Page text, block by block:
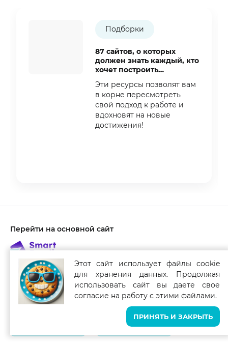
Подборки
87 сайтов, о которых
должен знать каждый, кто
хочет построить
Эти ресурсы позволят вам
в корне пересмотреть
свой подход к работе и
вдохновят на новые
достижения!
Перейти на основной сайт
Связаться с нами
Smart Reading для мобильных устройств
Этот сайт использует файлы cookie
для хранения данных. Продолжая
использовать сайт вы даете свое
согласие на работу с этими файлами.
ПРИНЯТЬ И ЗАКРЫТЬ